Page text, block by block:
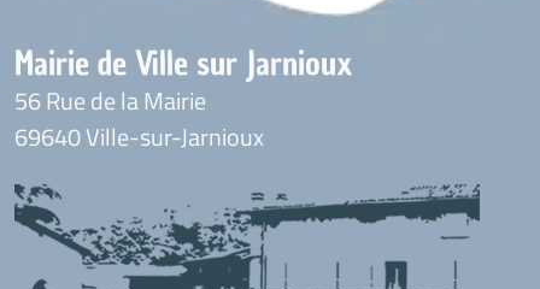
Mairie de Ville sur Jarnioux
56 Rue de la Mairie
69640 Ville-sur-Jarnioux